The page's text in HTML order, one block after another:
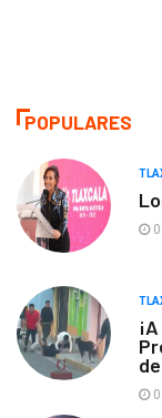
POPULARES